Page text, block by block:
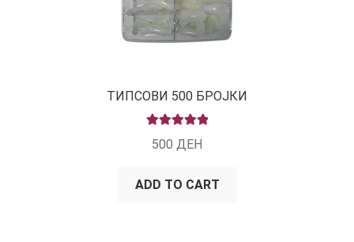
ТИПСОВИ 500 БРОЈКИ
OUT OF 5
500 ДЕН
ADD TO CART